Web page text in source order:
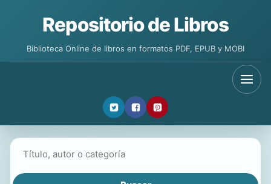
Repositorio de Libros
Biblioteca Online de libros en formatos PDF, EPUB y MOBI